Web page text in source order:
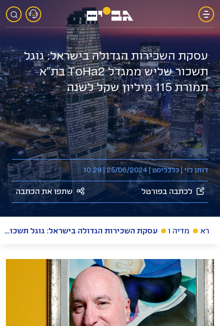
פארקי
גב-ים
פרויקטים
בשיווק
גב-ים
מגורים
קשרי
משקיעים
אחריות
תאגידית
מדיה
עסקת השכירות הגדולה בישראל: גוגל
תשכור שליש ממגדל ToHa2 בת"א
תמורת 115 מיליון שקל לשנה
דותן לוי | כלכליסט | 25/06/2024 | 10:29
לכתבה בפורטל שתפו את הכתבה
ראשי מדיה וחדשותעסקת השכירות הגדולה בישראל: גוגל תשכור שליש ממגדל ToHa2 בת"א תמורת 115 מיליון שקל לשנה